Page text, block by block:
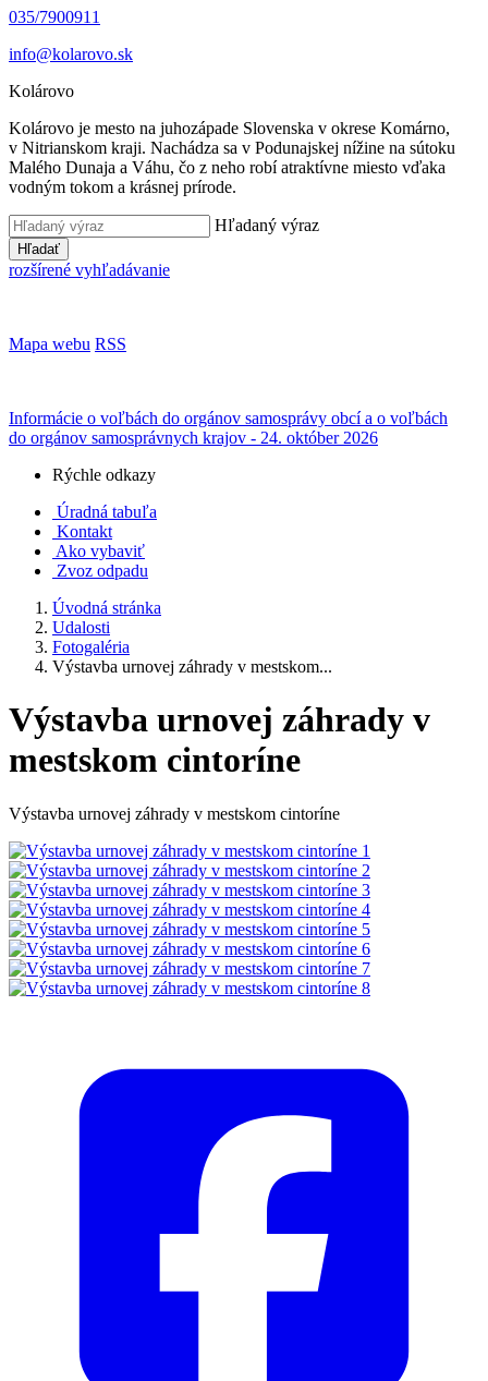
035/7900911
info@kolarovo.sk
Kolárovo
Kolárovo je mesto na juhozápade Slovenska v okrese Komárno,
v Nitrianskom kraji. Nachádza sa v Podunajskej nížine na sútoku
Malého Dunaja a Váhu, čo z neho robí atraktívne miesto vďaka
vodným tokom a krásnej prírode.
Hľadaný výraz
Hľadať
rozšírené vyhľadávanie
Mapa webu RSS
Informácie o voľbách do orgánov samosprávy obcí a o voľbách
do orgánov samosprávnych krajov - 24. október 2026
Rýchle odkazy
Úradná tabuľa
Kontakt
Ako vybaviť
Zvoz odpadu
Úvodná stránka
Udalosti
Fotogaléria
Výstavba urnovej záhrady v mestskom...
Výstavba urnovej záhrady v
mestskom cintoríne
Výstavba urnovej záhrady v mestskom cintoríne